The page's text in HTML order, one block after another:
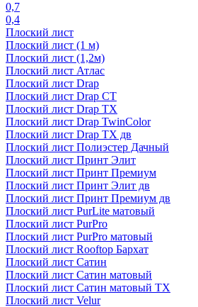
0,7
0,4
Плоский лист
Плоский лист (1 м)
Плоский лист (1,2м)
Плоский лист Атлас
Плоский лист Drap
Плоский лист Drap СТ
Плоский лист Drap TX
Плоский лист Drap TwinColor
Плоский лист Drap ТХ дв
Плоский лист Полиэстер Дачный
Плоский лист Принт Элит
Плоский лист Принт Премиум
Плоский лист Принт Элит дв
Плоский лист Принт Премиум дв
Плоский лист PurLite матовый
Плоский лист PurPro
Плоский лист PurPro матовый
Плоский лист Rooftop Бархат
Плоский лист Сатин
Плоский лист Сатин матовый
Плоский лист Сатин матовый TX
Плоский лист Velur